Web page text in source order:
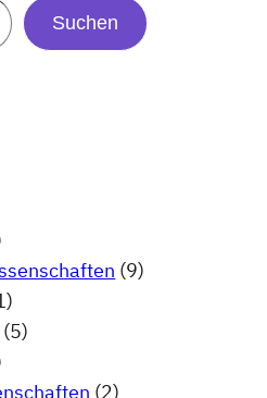
Suchen
(9)
(5)
(2)